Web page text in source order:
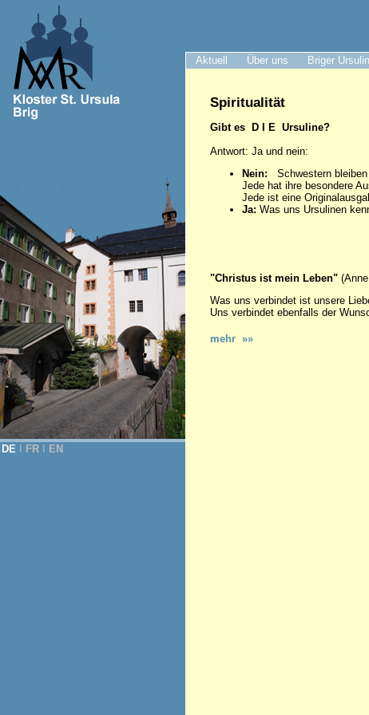
Aktuell Über uns Briger
DE FR EN
Spiritualität
Gibt es D I E Ursuline?
Antwort: Ja und nein:
Nein: Schwestern
Jede hat ihre besondere
Jede ist eine
Ja: Was uns Ursulinen
"Christus ist mein Leben"
Was uns verbindet ist unsere
Uns verbindet ebenfalls der
mehr »»